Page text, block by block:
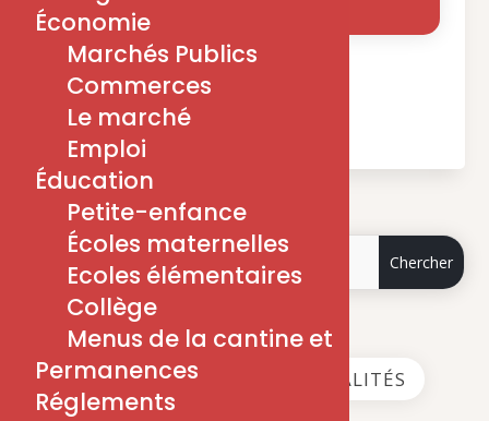
Opticiens
VOIR LES DERNIÈRES ACTUALITÉS
Économie
Marchés Publics
Commerces
Le marché
Emploi
Éducation
Petite-enfance
Écoles maternelles
Ecoles élémentaires
Collège
Menus de la cantine et
Permanences
Réglements